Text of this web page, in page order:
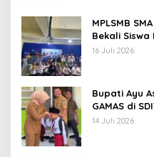
MPLSMB
Bekali
Jurnalistik,
16 Juli 2026
Bupati Ayu
GAMAS di
14 Juli 2026